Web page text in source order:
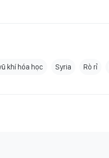
khí hóa học Syria Rò rỉ